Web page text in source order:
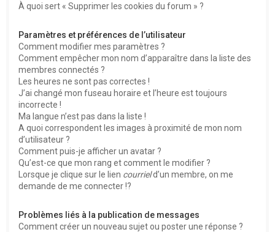
À quoi sert « Supprimer les cookies du forum » ?
Paramètres et préférences de l’utilisateur
Comment modifier mes paramètres ?
Comment empêcher mon nom d’apparaître dans la liste des
membres connectés ?
Les heures ne sont pas correctes !
J’ai changé mon fuseau horaire et l’heure est toujours
incorrecte !
Ma langue n’est pas dans la liste !
A quoi correspondent les images à proximité de mon nom
d’utilisateur ?
Comment puis-je afficher un avatar ?
Qu’est-ce que mon rang et comment le modifier ?
Lorsque je clique sur le lien courrield’un membre, on me
demande de me connecter !?
Problèmes liés à la publication de messages
Comment créer un nouveau sujet ou poster une réponse ?